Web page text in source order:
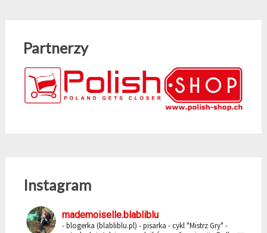
Partnerzy
Instagram
mademoiselle.blabliblu
- blogerka (blabliblu.pl) - pisarka - cykl "Mistrz Gry" -